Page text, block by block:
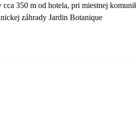
cca 350 m od hotela, pri miestnej
záhrady Jardin Botanique